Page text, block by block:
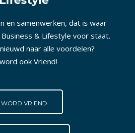
en samenwerken, dat is waar
& Lifestyle voor staat.
naar alle voordelen?
ook Vriend!
WORD VRIEND